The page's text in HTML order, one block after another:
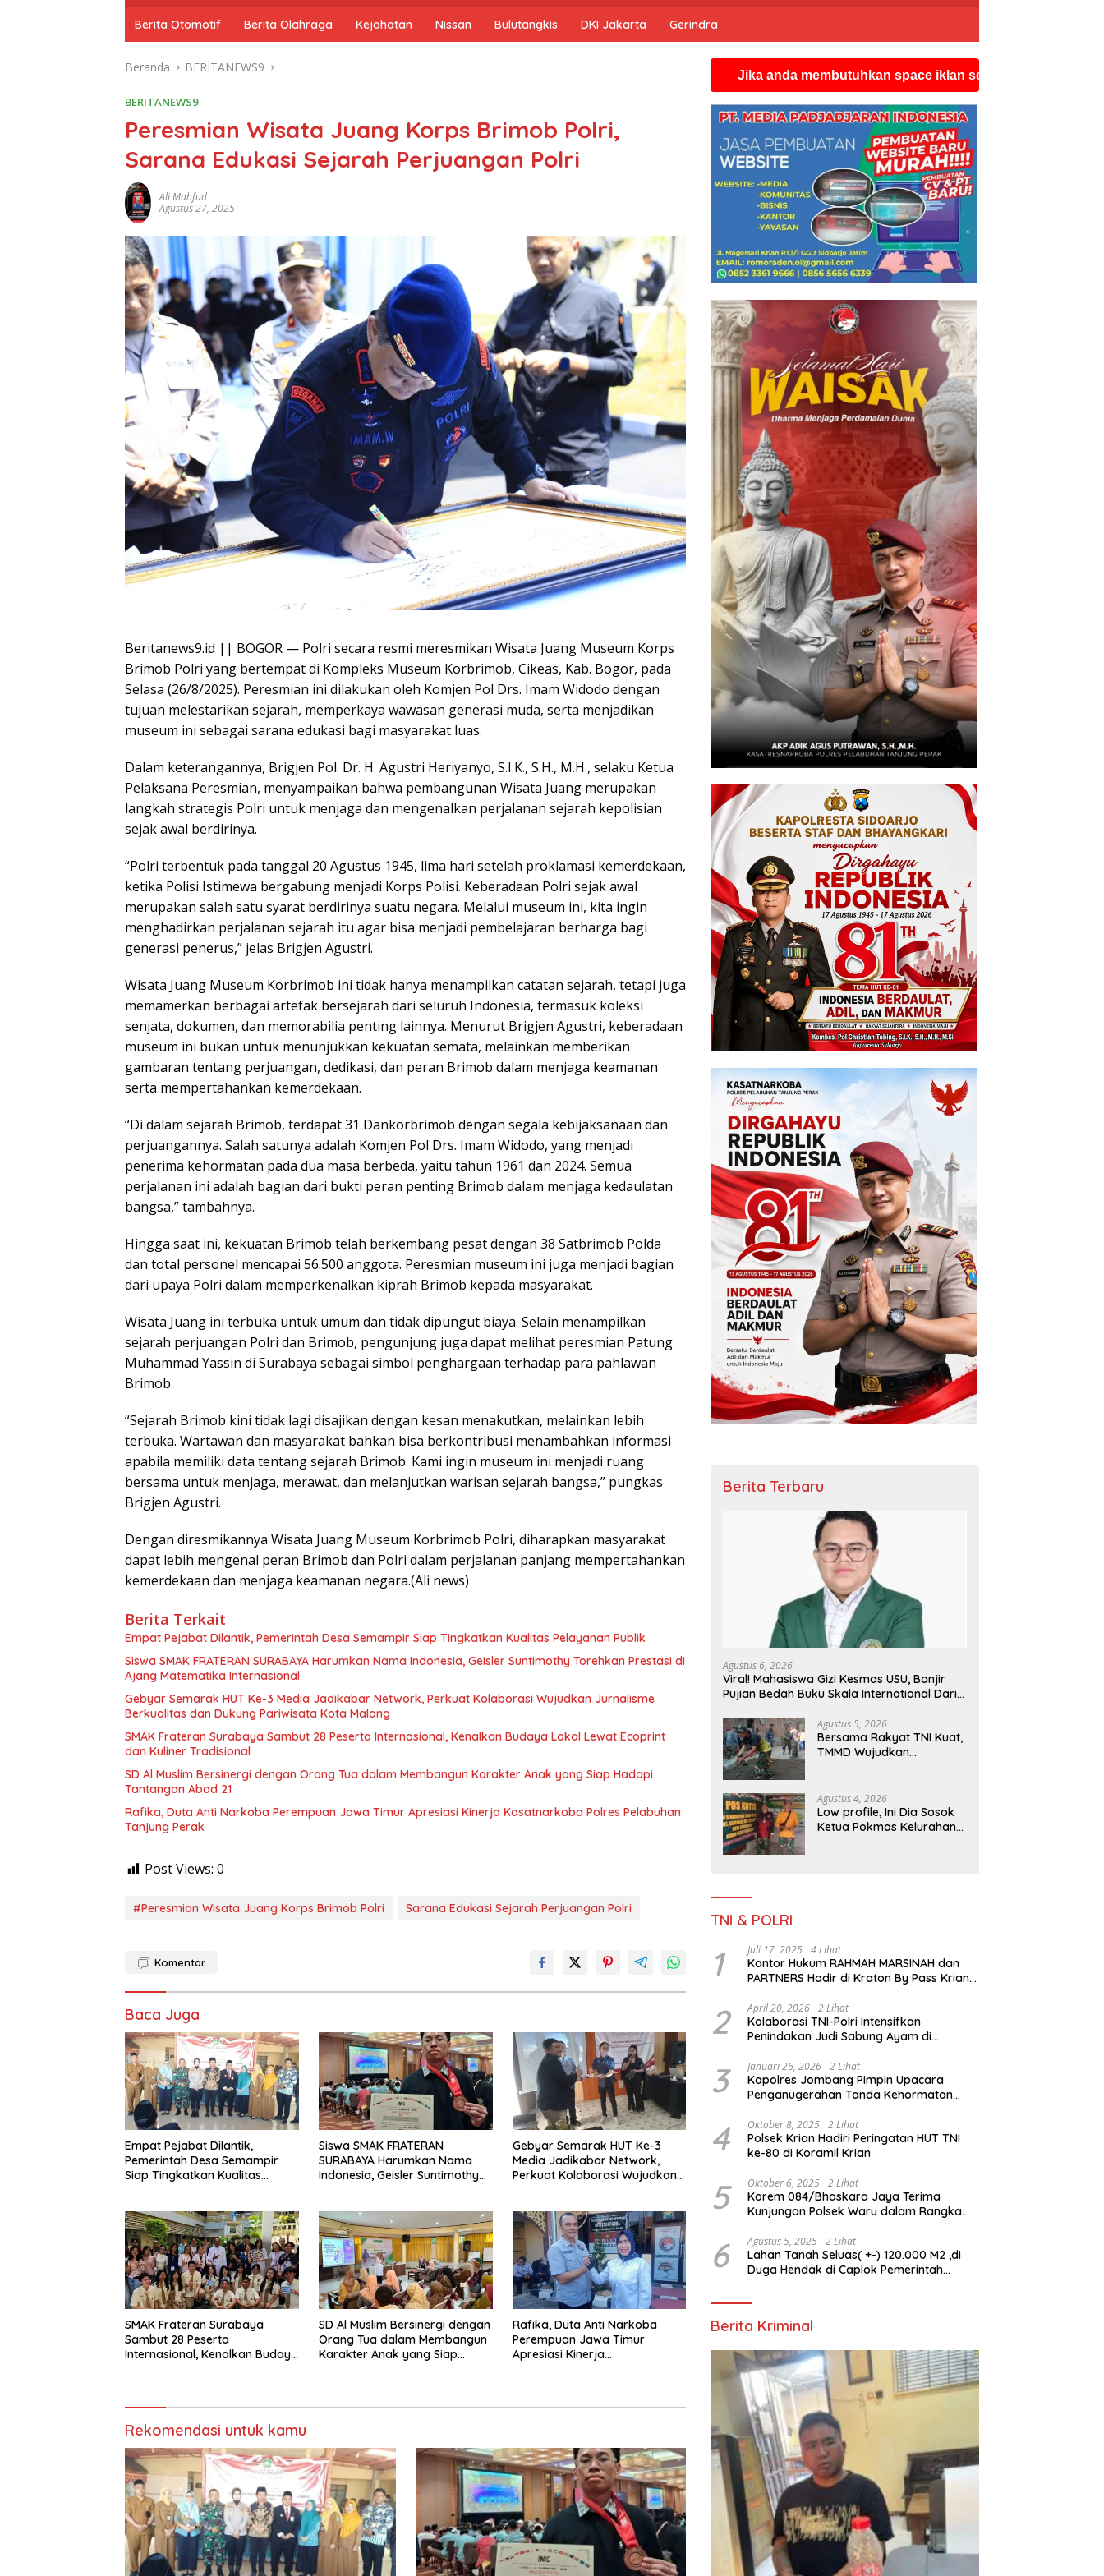
m
e
Berita Otomotif Berita Olahraga Kejahatan Nissan Bulutangkis DKI Jakarta Gerindra
Beranda BERITANEWS9
BERITANEWS9
Peresmian Wisata Juang Korps Brimob Polri,
Sarana Edukasi Sejarah Perjuangan Polri
Ali Mahfud
Agustus 27, 2025
Beritanews9.id || BOGOR — Polri secara resmi meresmikan Wisata Juang Museum Korps
Brimob Polri yang bertempat di Kompleks Museum Korbrimob, Cikeas, Kab. Bogor, pada
Selasa (26/8/2025). Peresmian ini dilakukan oleh Komjen Pol Drs. Imam Widodo dengan
tujuan melestarikan sejarah, memperkaya wawasan generasi muda, serta menjadikan
museum ini sebagai sarana edukasi bagi masyarakat luas.
Dalam keterangannya, Brigjen Pol. Dr. H. Agustri Heriyanyo, S.I.K., S.H., M.H., selaku Ketua
Pelaksana Peresmian, menyampaikan bahwa pembangunan Wisata Juang merupakan
langkah strategis Polri untuk menjaga dan mengenalkan perjalanan sejarah kepolisian
sejak awal berdirinya.
“Polri terbentuk pada tanggal 20 Agustus 1945, lima hari setelah proklamasi kemerdekaan,
ketika Polisi Istimewa bergabung menjadi Korps Polisi. Keberadaan Polri sejak awal
merupakan salah satu syarat berdirinya suatu negara. Melalui museum ini, kita ingin
menghadirkan perjalanan sejarah itu agar bisa menjadi pembelajaran berharga bagi
generasi penerus,” jelas Brigjen Agustri.
Wisata Juang Museum Korbrimob ini tidak hanya menampilkan catatan sejarah, tetapi juga
memamerkan berbagai artefak bersejarah dari seluruh Indonesia, termasuk koleksi
senjata, dokumen, dan memorabilia penting lainnya. Menurut Brigjen Agustri, keberadaan
museum ini bukan untuk menunjukkan kekuatan semata, melainkan memberikan
gambaran tentang perjuangan, dedikasi, dan peran Brimob dalam menjaga keamanan
serta mempertahankan kemerdekaan.
“Di dalam sejarah Brimob, terdapat 31 Dankorbrimob dengan segala kebijaksanaan dan
perjuangannya. Salah satunya adalah Komjen Pol Drs. Imam Widodo, yang menjadi
penerima kehormatan pada dua masa berbeda, yaitu tahun 1961 dan 2024. Semua
perjalanan ini adalah bagian dari bukti peran penting Brimob dalam menjaga kedaulatan
bangsa,” tambahnya.
Hingga saat ini, kekuatan Brimob telah berkembang pesat dengan 38 Satbrimob Polda
dan total personel mencapai 56.500 anggota. Peresmian museum ini juga menjadi bagian
dari upaya Polri dalam memperkenalkan kiprah Brimob kepada masyarakat.
Wisata Juang ini terbuka untuk umum dan tidak dipungut biaya. Selain menampilkan
sejarah perjuangan Polri dan Brimob, pengunjung juga dapat melihat peresmian Patung
Muhammad Yassin di Surabaya sebagai simbol penghargaan terhadap para pahlawan
Brimob.
“Sejarah Brimob kini tidak lagi disajikan dengan kesan menakutkan, melainkan lebih
terbuka. Wartawan dan masyarakat bahkan bisa berkontribusi menambahkan informasi
apabila memiliki data tentang sejarah Brimob. Kami ingin museum ini menjadi ruang
bersama untuk menjaga, merawat, dan melanjutkan warisan sejarah bangsa,” pungkas
Brigjen Agustri.
Dengan diresmikannya Wisata Juang Museum Korbrimob Polri, diharapkan masyarakat
dapat lebih mengenal peran Brimob dan Polri dalam perjalanan panjang mempertahankan
kemerdekaan dan menjaga keamanan negara.(Ali news)
Berita Terkait
Empat Pejabat Dilantik, Pemerintah Desa Semampir Siap Tingkatkan Kualitas Pelayanan Publik
Siswa SMAK FRATERAN SURABAYA Harumkan Nama Indonesia, Geisler Suntimothy Torehkan Prestasi di
Ajang Matematika Internasional
Gebyar Semarak HUT Ke-3 Media Jadikabar Network, Perkuat Kolaborasi Wujudkan Jurnalisme
Berkualitas dan Dukung Pariwisata Kota Malang
SMAK Frateran Surabaya Sambut 28 Peserta Internasional, Kenalkan Budaya Lokal Lewat Ecoprint
dan Kuliner Tradisional
SD Al Muslim Bersinergi dengan Orang Tua dalam Membangun Karakter Anak yang Siap Hadapi
Tantangan Abad 21
Rafika, Duta Anti Narkoba Perempuan Jawa Timur Apresiasi Kinerja Kasatnarkoba Polres Pelabuhan
Tanjung Perak
Post Views: 0
#Peresmian Wisata Juang Korps Brimob Polri Sarana Edukasi Sejarah Perjuangan Polri
Komentar
Baca Juga
Empat Pejabat Dilantik,
Pemerintah Desa Semampir
Siap Tingkatkan Kualitas
Siswa SMAK FRATERAN
SURABAYA Harumkan Nama
Indonesia, Geisler Suntimothy
Gebyar Semarak HUT Ke-3
Media Jadikabar Network,
Perkuat Kolaborasi Wujudkan
Malang
SMAK Frateran Surabaya
Sambut 28 Peserta
Internasional, Kenalkan Budaya
SD Al Muslim Bersinergi dengan
Orang Tua dalam Membangun
Karakter Anak yang Siap
Rafika, Duta Anti Narkoba
Perempuan Jawa Timur
Apresiasi Kinerja
Rekomendasi untuk kamu
Jika anda membutuhkan space iklan seperti ini silahkan hubungi
Berita Terbaru
Agustus 6, 2026
Viral! Mahasiswa Gizi Kesmas USU, Banjir
Pujian Bedah Buku Skala International Dari
Agustus 5, 2026
Bersama Rakyat TNI Kuat,
TMMD Wujudkan
Ketahanan Nasional di
Daerah.
Agustus 4, 2026
Low profile, Ini Dia Sosok
Ketua Pokmas Kelurahan
TNI & POLRI
1 Juli 17, 2025 4 Lihat
Kantor Hukum RAHMAH MARSINAH dan
PARTNERS Hadir di Kraton By Pass Krian
2 April 20, 2026 2 Lihat
Kolaborasi TNI-Polri Intensifkan
Penindakan Judi Sabung Ayam di
3 Januari 26, 2026 2 Lihat
Kapolres Jombang Pimpin Upacara
Penganugerahan Tanda Kehormatan
Polri
4 Oktober 8, 2025 2 Lihat
Polsek Krian Hadiri Peringatan HUT TNI
ke-80 di Koramil Krian
5 Oktober 6, 2025 2 Lihat
Korem 084/Bhaskara Jaya Terima
Kunjungan Polsek Waru dalam Rangka
6 Agustus 5, 2025 2 Lihat
Lahan Tanah Seluas( +-) 120.000 M2 ,di
Duga Hendak di Caplok Pemerintah
Berita Kriminal